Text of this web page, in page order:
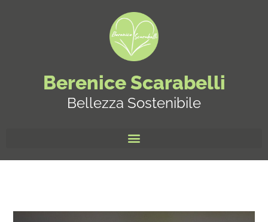
Berenice Scarabelli
Bellezza Sostenibile